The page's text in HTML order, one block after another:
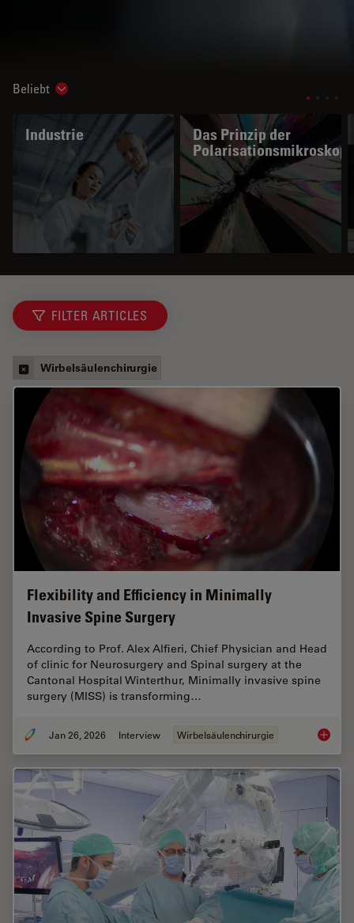
Beliebt Show subnavigation
Industrie
Das Prinzip der
FILTER ARTICLES
Wirbelsäulenchirurgie
Flexibility and Efficiency in Minimally
Invasive Spine Surgery
According to Prof. Alex Alfieri, Chief Physician and Head
of clinic for Neurosurgery and Spinal surgery at the
Cantonal Hospital Winterthur, Minimally invasive spine
surgery (MISS) is transforming…
Jan 26, 2026 Interview Wirbelsäulenchirurgie